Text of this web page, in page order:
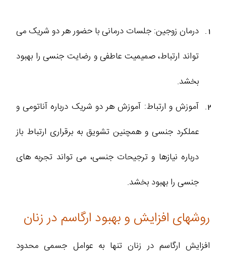
درمان زوجین: جلسات درمانی با حضور هر دو شریک می
‌تواند ارتباط، صمیمیت عاطفی و رضایت جنسی را بهبود
بخشد.
آموزش و ارتباط: آموزش هر دو شریک درباره آناتومی و
عملکرد جنسی و همچنین تشویق به برقراری ارتباط باز
درباره نیازها و ترجیحات جنسی، می ‌تواند تجربه‌ های
جنسی را بهبود بخشد.
روشهای افزایش و بهبود ارگاسم در زنان
افزایش ارگاسم در زنان تنها به عوامل جسمی محدود